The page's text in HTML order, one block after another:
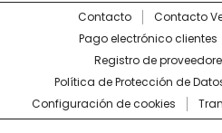
Contacto Contacto
Pago electrónico clientes
Registro de
Política de Protección de
Configuración de cookies